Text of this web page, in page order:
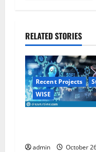
RELATED STORIES
Recent Projects
WISE
admin
October